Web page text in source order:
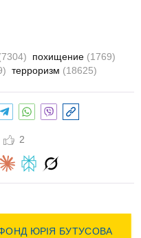
похищение (1769)
терроризм (18625)
2